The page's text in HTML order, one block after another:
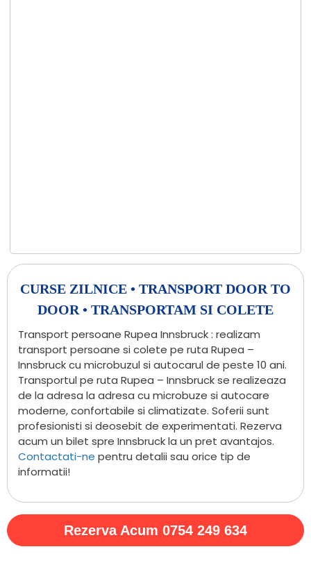
CURSE ZILNICE • TRANSPORT DOOR TO
DOOR • TRANSPORTAM SI COLETE
Transport persoane Rupea Innsbruck : realizam
transport persoane si colete pe ruta Rupea –
Innsbruck cu microbuzul si autocarul de peste 10 ani.
Transportul pe ruta Rupea – Innsbruck se realizeaza
de la adresa la adresa cu microbuze si autocare
moderne, confortabile si climatizate. Soferii sunt
profesionisti si deosebit de experimentati. Rezerva
acum un bilet spre Innsbruck la un pret avantajos.
Contactati-ne pentru detalii sau orice tip de
informatii!
Rezerva Acum 0754 249 634